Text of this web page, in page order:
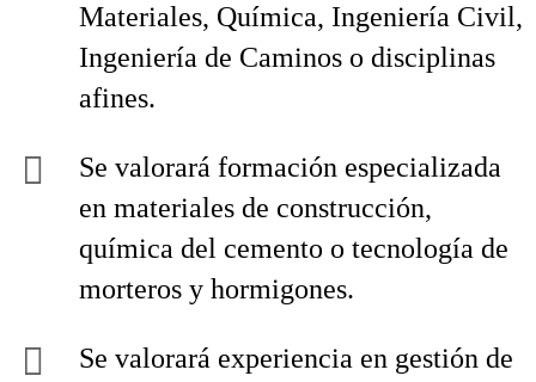
Materiales, Química, Ingeniería Civil,
Ingeniería de Caminos o disciplinas
afines.
Se valorará formación especializada
en materiales de construcción,
química del cemento o tecnología de
morteros y hormigones.
Se valorará experiencia en gestión de